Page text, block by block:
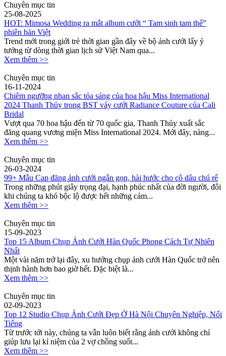
Chuyên mục tin
25-08-2025
HOT: Mimosa Wedding ra mắt album cưới “ Tam sinh tam thế”
phiên bản Việt
Trend mới trong giới trẻ thời gian gần đây về bộ ảnh cưới lấy ý
tưởng từ dòng thời gian lịch sử Việt Nam qua...
Xem thêm >>
Chuyên mục tin
16-11-2024
Chiêm ngưỡng nhan sắc tỏa sáng của hoa hậu Miss International
2024 Thanh Thủy trong BST váy cưới Radiance Couture của Cali
Bridal
Vượt qua 70 hoa hậu đến từ 70 quốc gia, Thanh Thủy xuất sắc
đăng quang vương miện Miss International 2024. Mới đây, nàng...
Xem thêm >>
Chuyên mục tin
26-03-2024
99+ Mẫu Cap đăng ảnh cưới ngắn gọn, hài hước cho cô dâu chú rể
Trong những phút giây trọng đại, hạnh phúc nhất của đời người, đôi
khi chúng ta khó bộc lộ được hết những cảm...
Xem thêm >>
Chuyên mục tin
15-09-2023
Top 15 Album Chụp Ảnh Cưới Hàn Quốc Phong Cách Tự Nhiên
Nhất
Một vài năm trở lại đây, xu hướng chụp ảnh cưới Hàn Quốc trở nên
thịnh hành hơn bao giờ hết. Đặc biệt là...
Xem thêm >>
Chuyên mục tin
02-09-2023
Top 12 Studio Chụp Ảnh Cưới Đẹp Ở Hà Nội Chuyên Nghiệp, Nổi
Tiếng
Từ trước tới này, chúng ta vẫn luôn biết rằng ảnh cưới không chỉ
giúp lưu lại kỉ niệm của 2 vợ chồng suốt...
Xem thêm >>